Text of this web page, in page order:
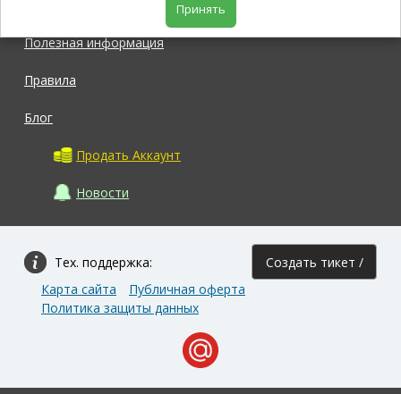
Полезная информация
Правила
Блог
Продать Аккаунт
Новости
Тех. поддержка: Создать тикет /
Карта сайта
Публичная оферта
Политика защиты данных
Принять